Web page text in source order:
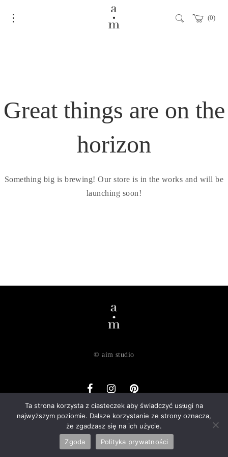
0
Great things are on the
horizon
Something big is brewing! Our store is in the works and will be
launching soon!
Ta strona korzysta z ciasteczek aby świadczyć usługi na
najwyższym poziomie. Dalsze korzystanie ze strony oznacza,
że zgadzasz się na ich użycie.
Zgoda
Polityka prywatności
© aim studio
o nas dostawa zwroty regulamin
polityka prywatności
kontakt